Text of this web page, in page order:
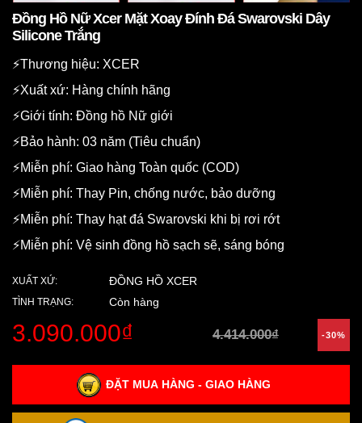
Đồng Hồ Nữ Xcer Mặt Xoay Đính Đá Swarovski Dây
Silicone Trắng
⚡️Thương hiệu: XCER
⚡️Xuất xứ: Hàng chính hãng
⚡️Giới tính: Đồng hồ Nữ giới
⚡️Bảo hành: 03 năm (Tiêu chuẩn)
⚡️Miễn phí: Giao hàng Toàn quốc (COD)
⚡️Miễn phí: Thay Pin, chống nước, bảo dưỡng
⚡️Miễn phí: Thay hạt đá Swarovski khi bị rơi rớt
⚡️Miễn phí: Vệ sinh đồng hồ sạch sẽ, sáng bóng
XUẤT XỨ: ĐỒNG HỒ XCER
TÌNH TRẠNG: Còn hàng
3.090.000₫ 4.414.000₫ -30%
ĐẶT MUA HÀNG - GIAO HÀNG